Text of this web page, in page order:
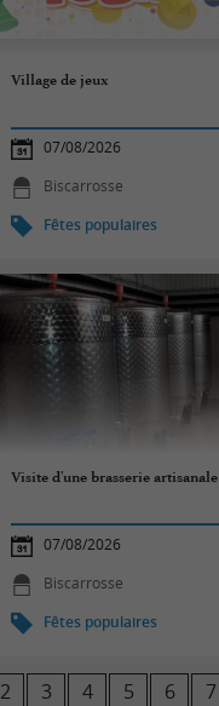
Village de jeux
07/08/2026
Biscarrosse
Fêtes populaires
Visite d'une brasserie artisanale
07/08/2026
Biscarrosse
Fêtes populaires
2 3 4 5 6 7